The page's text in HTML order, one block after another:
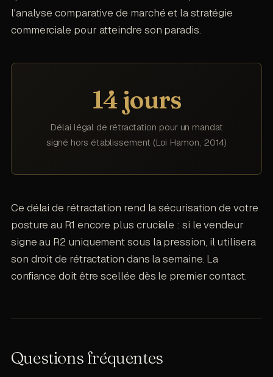
l'analyse comparative de marché et la stratégie
commerciale pour atteindre son paradis.
14 jours
Délai légal de rétractation pour un mandat
signé hors établissement (Loi Hamon, 2014)
Ce délai de rétractation rend la sécurisation de votre
posture au R1 encore plus cruciale : si le vendeur
signe au R2 uniquement sous la pression, il utilisera
son droit de rétractation dans la semaine. La
confiance doit être scellée dès le premier contact.
Questions fréquentes